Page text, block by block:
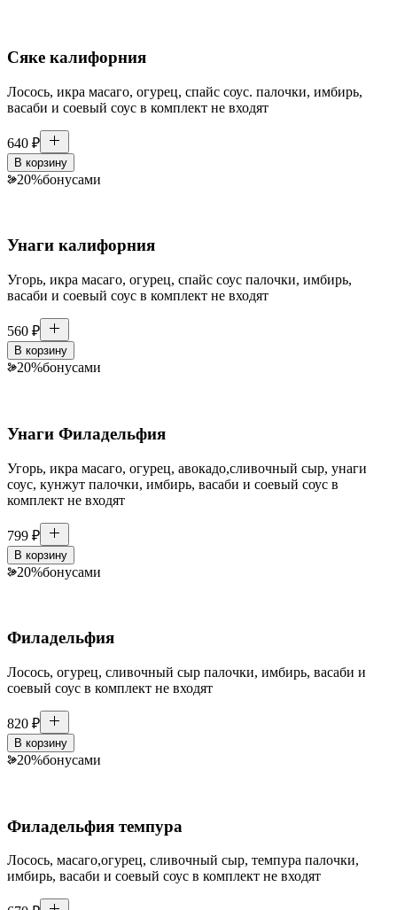
Сяке калифорния
Лосось, икра масаго, огурец, спайс соус. палочки, имбирь,
васаби и соевый соус в комплект не входят
640 ₽
В корзину
20%бонусами
Унаги калифорния
Угорь, икра масаго, огурец, спайс соус палочки, имбирь,
васаби и соевый соус в комплект не входят
560 ₽
В корзину
20%бонусами
Унаги Филадельфия
Угорь, икра масаго, огурец, авокадо,сливочный сыр, унаги
соус, кунжут палочки, имбирь, васаби и соевый соус в
комплект не входят
799 ₽
В корзину
20%бонусами
Филадельфия
Лосось, огурец, сливочный сыр палочки, имбирь, васаби и
соевый соус в комплект не входят
820 ₽
В корзину
20%бонусами
Филадельфия темпура
Лосось, масаго,огурец, сливочный сыр, темпура палочки,
имбирь, васаби и соевый соус в комплект не входят